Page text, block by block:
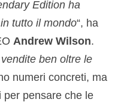
Edition ha
tutto il mondo“, ha
Andrew Wilson.
ben oltre le
numeri concreti, ma
per pensare che le